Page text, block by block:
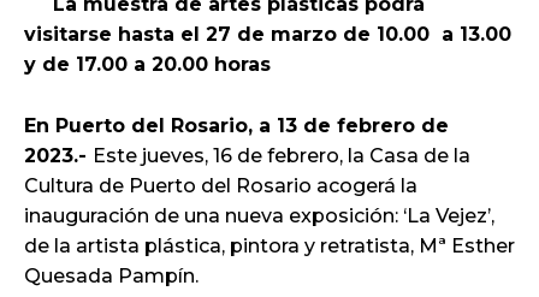
visitarse hasta el 27 de marzo de 10.00 a 13.00
y de 17.00 a 20.00 horas
En Puerto del Rosario, a 13 de febrero de
2023.- Este jueves, 16 de febrero, la Casa de la
Cultura de Puerto del Rosario acogerá la
inauguración de una nueva exposición: ‘La Vejez’,
de la artista plástica, pintora y retratista, Mª Esther
Quesada Pampín.